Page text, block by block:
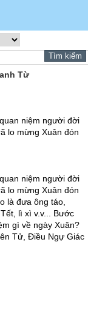
Từ
niệm người đời
lo mừng Xuân đón
niệm người đời
lo mừng Xuân đón
là đưa ông táo,
lì xì v.v... Bước
gì về ngày Xuân?
Tử, Điều Ngự Giác